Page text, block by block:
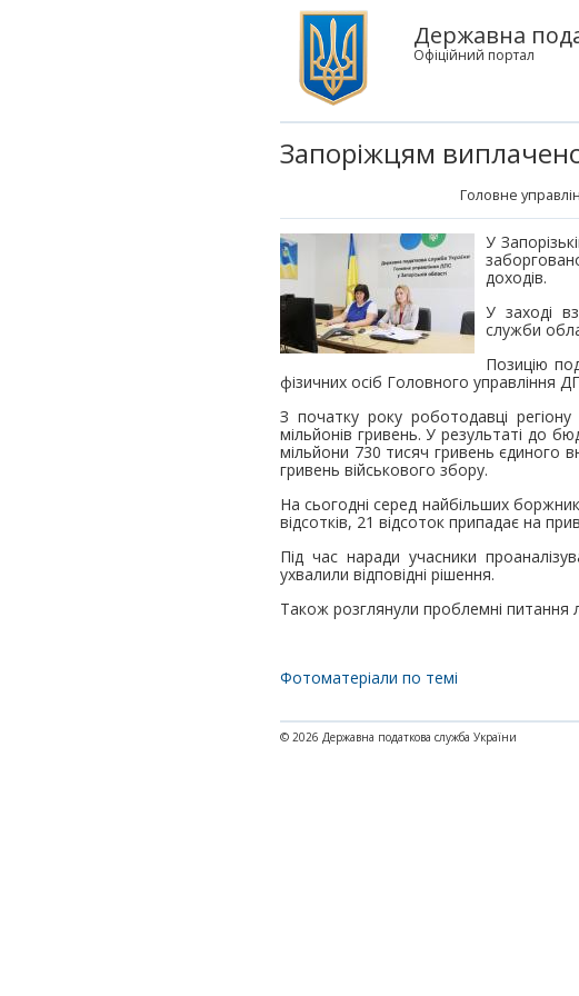
Державна
Офіційний портал
Запоріжцям
Головне
У
доходів.
У заході
служби
Позицію
фізичних осіб Головного управління
З початку року роботодавці
мільйонів гривень. У результаті до
мільйони 730 тисяч гривень єдиного
гривень військового збору.
На сьогодні серед найбільших
відсотків, 21 відсоток припадає на
Під час наради учасники
ухвалили відповідні рішення.
Також розглянули проблемні питання
Фотоматеріали по темі
© 2026 Державна податкова служба України